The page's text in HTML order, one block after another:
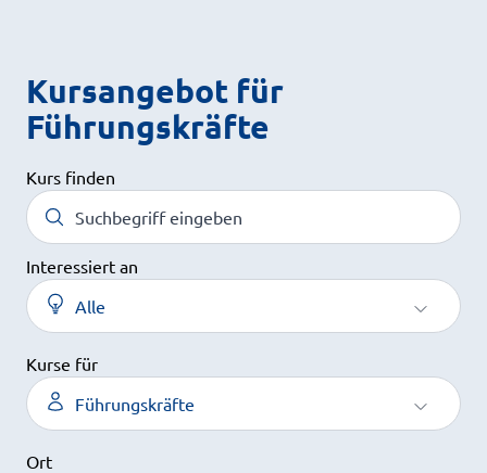
Kursangebot für
Führungskräfte
Kurs finden
Kurse durchsuchen
Interessiert an
Alle
Kurse für
Führungskräfte
Ort